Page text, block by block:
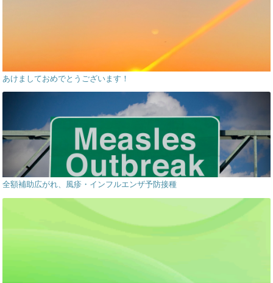
あけましておめでとうございます！
全額補助広がれ、風疹・インフルエンザ予防接種